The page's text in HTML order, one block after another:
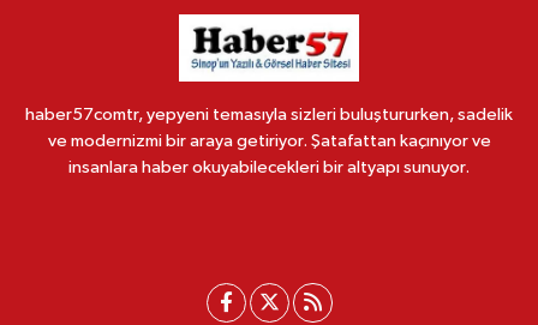
haber57comtr, yepyeni temasıyla sizleri buluştururken, sadelik
ve modernizmi bir araya getiriyor. Şatafattan kaçınıyor ve
insanlara haber okuyabilecekleri bir altyapı sunuyor.